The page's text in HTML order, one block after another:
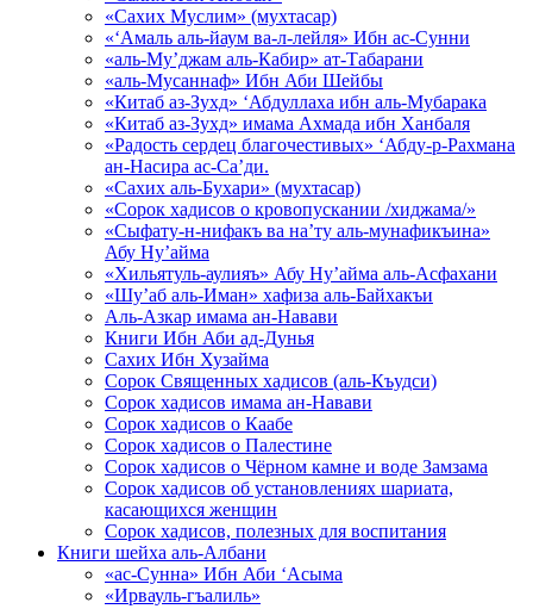
«Сахих Муслим» (мухтасар)
«‘Амаль аль-йаум ва-л-лейля» Ибн ас-Сунни
«аль-Му’джам аль-Кабир» ат-Табарани
«аль-Мусаннаф» Ибн Аби Шейбы
«Китаб аз-Зухд» ‘Абдуллаха ибн аль-Мубарака
«Китаб аз-Зухд» имама Ахмада ибн Ханбаля
«Радость сердец благочестивых» ‘Абду-р-Рахмана
ан-Насира ас-Са’ди.
«Сахих аль-Бухари» (мухтасар)
«Сорок хадисов о кровопускании /хиджама/»
«Сыфату-н-нифакъ ва на’ту аль-мунафикъина»
Абу Ну’айма
«Хильятуль-аулияъ» Абу Ну’айма аль-Асфахани
«Шу’аб аль-Иман» хафиза аль-Байхакъи
Аль-Азкар имама ан-Навави
Книги Ибн Аби ад-Дунья
Сахих Ибн Хузайма
Сорок Священных хадисов (аль-Къудси)
Сорок хадисов имама ан-Навави
Сорок хадисов о Каабе
Сорок хадисов о Палестине
Сорок хадисов о Чёрном камне и воде Замзама
Сорок хадисов об установлениях шариата,
касающихся женщин
Сорок хадисов, полезных для воспитания
Книги шейха аль-Албани
«ас-Сунна» Ибн Аби ‘Асыма
«Ирвауль-гъалиль»